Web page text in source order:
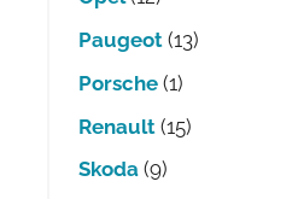
Paugeot(13)
Porsche(1)
Renault(15)
Skoda(9)